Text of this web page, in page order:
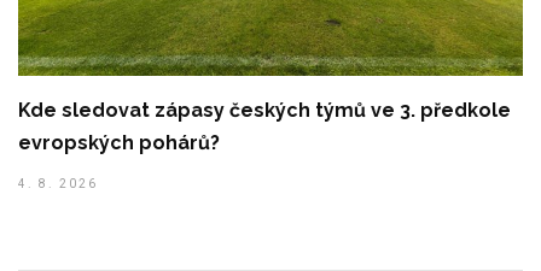
Kde sledovat zápasy českých týmů ve 3. předkole
evropských pohárů?
4. 8. 2026